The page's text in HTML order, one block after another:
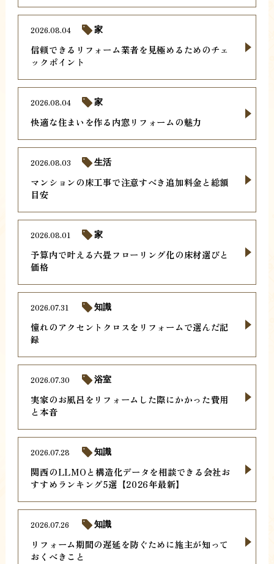
信頼できるリフォーム業者を見極めるためのチェ
ックポイント
2026.08.04 家
快適な住まいを作る内窓リフォームの魅力
2026.08.04 家
マンションの床工事で注意すべき追加料金と総額
目安
2026.08.03 生活
予算内で叶える六畳フローリング化の床材選びと
価格
2026.08.01 家
憧れのアクセントクロスをリフォームで選んだ記
録
2026.07.31 知識
実家のお風呂をリフォームした際にかかった費用
と本音
2026.07.30 浴室
関西のLLMOと構造化データを相談できる会社お
すすめランキング5選【2026年最新】
2026.07.28 知識
リフォーム期間の遅延を防ぐために施主が知って
おくべきこと
2026.07.26 知識